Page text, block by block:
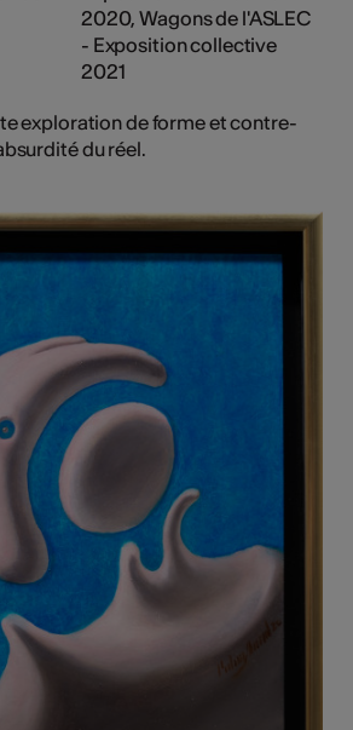
2020, Wagons de l'ASLEC
- Exposition collective
2021
exploration de forme et contre-
du réel.